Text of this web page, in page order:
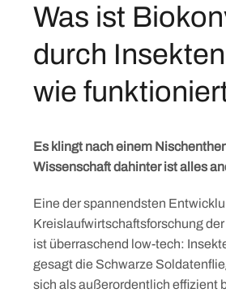
Was ist
durch
wie
Es klingt nach einem
Wissenschaft dahinter ist alles
Eine der spannendsten
Kreislaufwirtschaftsforschung
ist überraschend low-tech:
gesagt die Schwarze
sich als außerordentlich effizient